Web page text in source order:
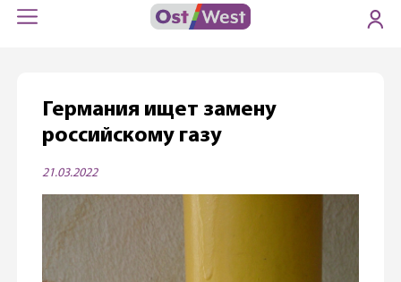
Германия ищет замену
российскому газу
21.03.2022